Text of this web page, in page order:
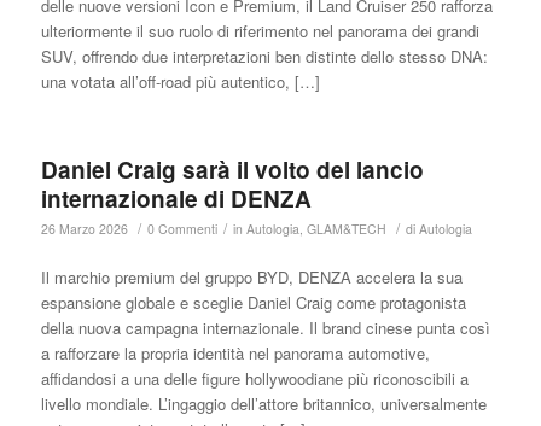
delle nuove versioni Icon e Premium, il Land Cruiser 250 rafforza
ulteriormente il suo ruolo di riferimento nel panorama dei grandi
SUV, offrendo due interpretazioni ben distinte dello stesso DNA:
una votata all’off-road più autentico, […]
Daniel Craig sarà il volto del lancio
internazionale di DENZA
26 Marzo 2026 / 0 Commenti / in Autologia GLAM&TECH / di Autologia
Il marchio premium del gruppo BYD, DENZA accelera la sua
espansione globale e sceglie Daniel Craig come protagonista
della nuova campagna internazionale. Il brand cinese punta così
a rafforzare la propria identità nel panorama automotive,
affidandosi a una delle figure hollywoodiane più riconoscibili a
livello mondiale. L’ingaggio dell’attore britannico, universalmente